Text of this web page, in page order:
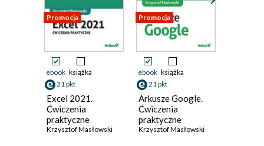
Promocja
ebook książka
21 pkt
Excel 2021.
Ćwiczenia
praktyczne
Krzysztof Masłowski
Promocja
ebook książka
21 pkt
Arkusze Google.
Ćwiczenia
praktyczne
Krzysztof Masłowski